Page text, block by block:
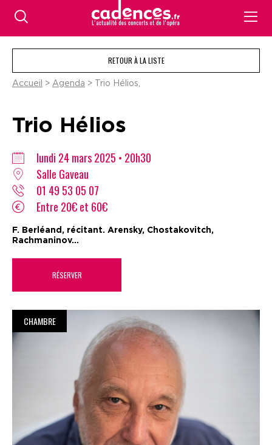
RETOUR À LA LISTE
Accueil > Agenda > Trio Hélios,
Trio Hélios
lundi 24 mars 2025 • 20h30
Salle Gaveau
01 49 53 05 07
Entre 20€ et 60€
F. Berléand, récitant. Arensky, Chostakovitch,
Rachmaninov…
RÉSERVER
CHAMBRE